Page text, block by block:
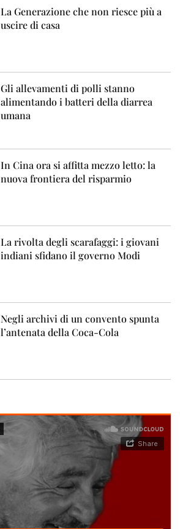
La Generazione che non riesce più a
uscire di casa
Gli allevamenti di polli stanno
alimentando i batteri della diarrea
umana
In Cina ora si affitta mezzo letto: la
nuova frontiera del risparmio
La rivolta degli scarafaggi: i giovani
indiani sfidano il governo Modi
Negli archivi di un convento spunta
l’antenata della Coca-Cola